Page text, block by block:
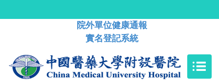
院外單位健康通報
實名登記系統